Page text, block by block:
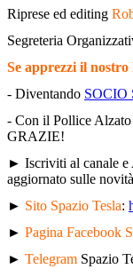
Riprese ed editing
Segreteria
Se apprezzi il
- Diventando SOCIO
- Con il Pollice Alzato
GRAZIE!
► Iscriviti al canale
aggiornato sulle
► Sito Spazio Tesla:
► Pagina Facebook
► Telegram Spazio